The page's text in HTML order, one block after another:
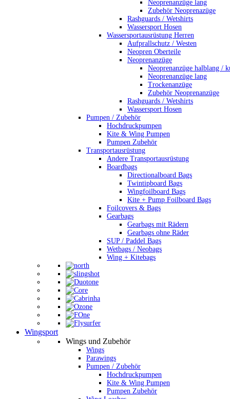
Neoprenanzüge lang
Zubehör Neoprenazüge
Rashguards / Wetshirts
Wassersport Hosen
Wassersportausrüstung Herren
Aufprallschutz / Westen
Neopren Oberteile
Neoprenanzüge
Neoprenanzüge halblang /
Neoprenanzüge lang
Trockenanzüge
Zubehör Neoprenanzüge
Rashguards / Wetshirts
Wassersport Hosen
Pumpen / Zubehör
Hochdruckpumpen
Kite & Wing Pumpen
Pumpen Zubehör
Transportausrüstung
Andere Transportausrüstung
Boardbags
Directionalboard Bags
Twintipboard Bags
Wingfoilboard Bags
Kite + Pump Foilboard Bags
Foilcovers & Bags
Gearbags
Gearbags mit Rädern
Gearbags ohne Räder
SUP / Paddel Bags
Wetbags / Neobags
Wing + Kitebags
Wingsport
Wings und Zubehör
Wings
Parawings
Pumpen / Zubehör
Hochdruckpumpen
Kite & Wing Pumpen
Pumpen Zubehör